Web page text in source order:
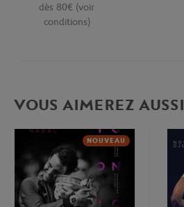
dès 80€ (voir
conditions)
VOUS AIMEREZ AUSSI
NOUVEAU